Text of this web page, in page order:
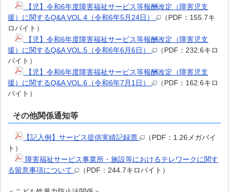
【児】令和6年度障害福祉サービス等報酬改定（障害児支
援）に関するQ&A VOL.4（令和6年5月24日）
（PDF：155.7キ
ロバイト）
【児】令和6年度障害福祉サービス等報酬改定（障害児支
援）に関するQ&A VOL.5（令和6年6月6日）
（PDF：232.6キロ
バイト）
【児】令和6年度障害福祉サービス等報酬改定（障害児支
援）に関するQ&A VOL.6（令和6年7月1日）
（PDF：162.6キロ
バイト）
その他関係通知等
【記入例】サービス提供実績記録票
（PDF：1.26メガバイ
ト）
障害福祉サービス事業所・施設等におけるテレワークに関す
る留意事項について
（PDF：244.7キロバイト）